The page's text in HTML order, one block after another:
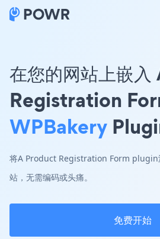
在您的网站上嵌
Registration
WPBakery
将A Product Registration Form plugin
站，无需编码或头痛。
免费开始